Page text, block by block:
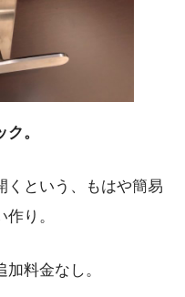
。
くという、もはや簡易
り。
料金なし。